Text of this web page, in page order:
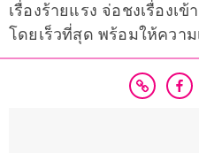
เรื่องร้ายแรง จ่อชงเรื่องเ
โดยเร็วที่สุด พร้อมให้ควา